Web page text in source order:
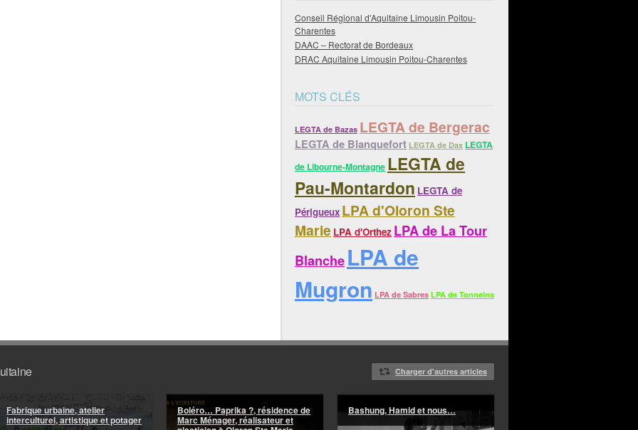
Conseil Régional d'Aquitaine Limousin Poitou-
Charentes
DAAC – Rectorat de Bordeaux
DRAC Aquitaine Limousin Poitou-Charentes
MOTS CLÉS
LEGTA de Bazas LEGTA de Bergerac
LEGTA de Blanquefort LEGTA de Dax LEGTA
de Libourne-Montagne LEGTA de
Pau-Montardon LEGTA de
Périgueux LPA d'Oloron Ste
Marie LPA d'Orthez LPA de La Tour
BlancheLPA de
Mugron LPA de Sabres LPA de Tonneins
Charger d'autres articles
Fabrique urbaine, atelier
interculturel, artistique et potager
Boléro… Paprika ?, résidence de
Marc Ménager, réalisateur et
Bashung, Hamid et nous…